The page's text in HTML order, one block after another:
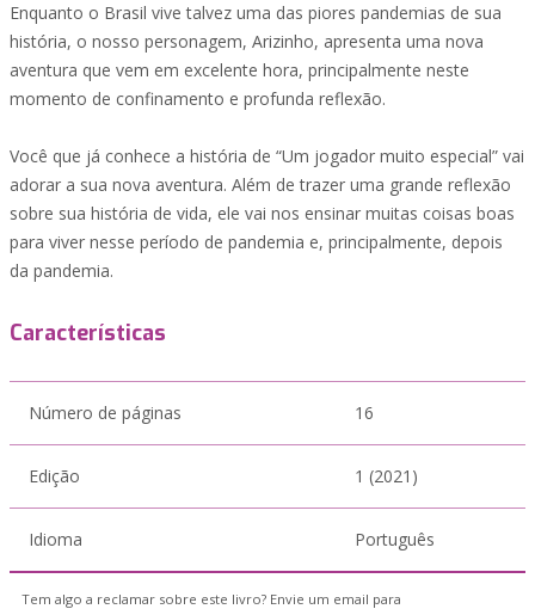
Enquanto o Brasil vive talvez uma das piores pandemias de sua
história, o nosso personagem, Arizinho, apresenta uma nova
aventura que vem em excelente hora, principalmente neste
momento de confinamento e profunda reflexão.
Você que já conhece a história de “Um jogador muito especial” vai
adorar a sua nova aventura. Além de trazer uma grande reflexão
sobre sua história de vida, ele vai nos ensinar muitas coisas boas
para viver nesse período de pandemia e, principalmente, depois
da pandemia.
Características
Número de páginas 16
Edição 1 (2021)
Idioma Português
Tem algo a reclamar sobre este livro? Envie um email para